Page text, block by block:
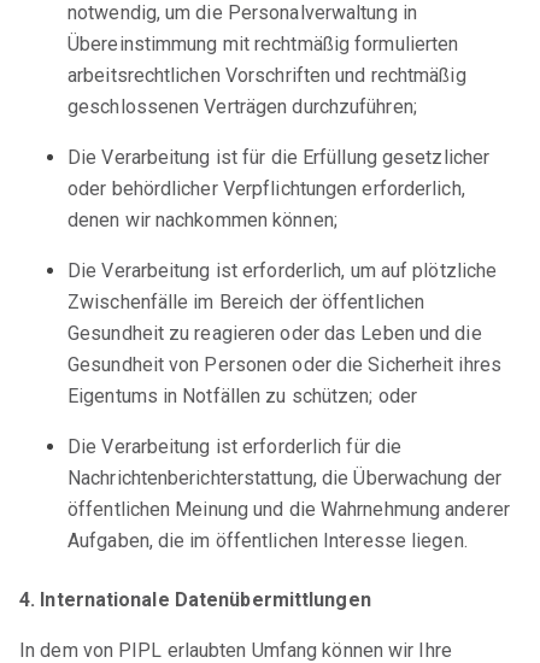
notwendig, um die Personalverwaltung in
Übereinstimmung mit rechtmäßig formulierten
arbeitsrechtlichen Vorschriften und rechtmäßig
geschlossenen Verträgen durchzuführen;
Die Verarbeitung ist für die Erfüllung gesetzlicher
oder behördlicher Verpflichtungen erforderlich,
denen wir nachkommen können;
Die Verarbeitung ist erforderlich, um auf plötzliche
Zwischenfälle im Bereich der öffentlichen
Gesundheit zu reagieren oder das Leben und die
Gesundheit von Personen oder die Sicherheit ihres
Eigentums in Notfällen zu schützen; oder
Die Verarbeitung ist erforderlich für die
Nachrichtenberichterstattung, die Überwachung der
öffentlichen Meinung und die Wahrnehmung anderer
Aufgaben, die im öffentlichen Interesse liegen.
4. Internationale Datenübermittlungen
In dem von PIPL erlaubten Umfang können wir Ihre